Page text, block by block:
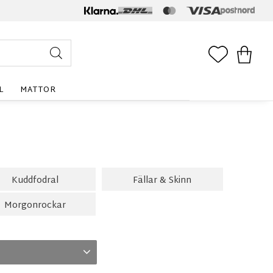
MATTOR
Kuddfodral
Fällar & Skinn
Morgonrockar